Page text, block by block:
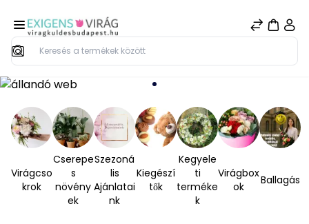
Keresés
Virágcso
krok
Cserepe
s
növény
ek
Szezoná
lis
Ajánlatai
nk
Kiegészí
tők
Kegyele
ti
terméke
k
Virágbox
ok
Ballagás